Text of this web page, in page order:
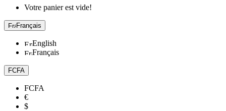
Votre panier est vide!
Français
English
Français
FCFA
FCFA
€
$